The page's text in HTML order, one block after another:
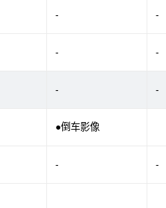
- -
- -
- -
●倒车影像
- -